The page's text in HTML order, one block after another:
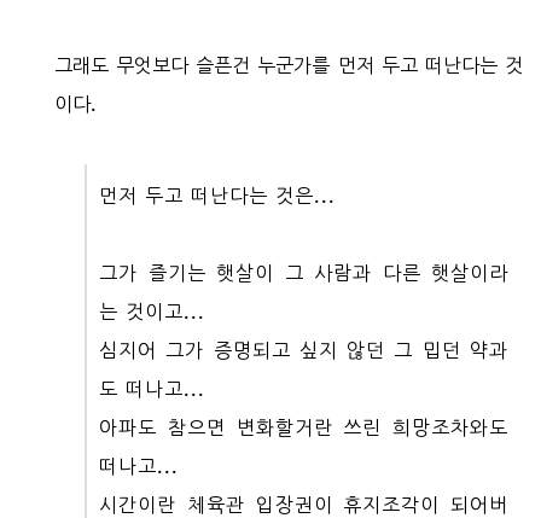
그래도 무엇보다 슬픈건 누군가를 먼저 두고 떠난다는 것
이다.
먼저 두고 떠난다는 것은...
그가 즐기는 햇살이 그 사람과 다른 햇살이라
는 것이고...
심지어 그가 증명되고 싶지 않던 그 밉던 약과
도 떠나고...
아파도 참으면 변화할거란 쓰린 희망조차와도
떠나고...
시간이란 체육관 입장권이 휴지조각이 되어버